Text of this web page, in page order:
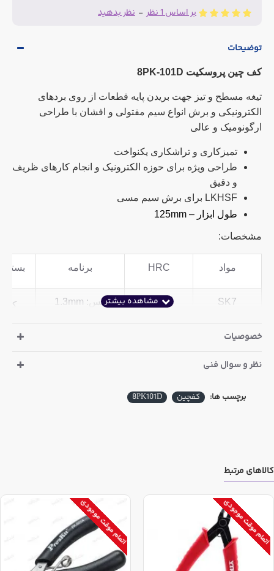
بر اساس 1 نظر - نظر بدهید
توضیحات
کف چین پروسکیت 8PK-101D
تیغه مسطح و تیز جهت بریدن پایه قطعات از روی بردهای
الکترونیکی و برش انواع سیم مفتولی و افشان با طراحی
ارگونومیک و عالی
تمیزکاری و تراشکاری یکنواخت
طراحی ویژه برای حوزه الکترونیک و انجام کارهای ظریف
و دقیق
LKHSF برای برش سیم مسی
طول ابزار – 125mm
مشخصات:
مواد HRC برنامه بسته
SK7
50˚±3˚ مس: 1.3mm
خصوصیات
نظر و سوال فنی
برچسب ها: کفچین 8PK101D
کالاهای مرتبط
اتمام موقت موجودی اتمام موقت موجودی